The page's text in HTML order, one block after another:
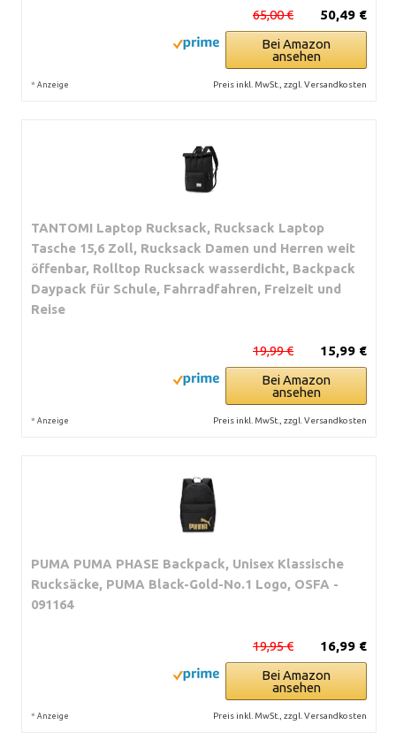
50,49 €
65,00 €
Bei Amazon
ansehen
* Anzeige Preis inkl. MwSt., zzgl. Versandkosten
TANTOMI Laptop Rucksack, Rucksack Laptop
Tasche 15,6 Zoll, Rucksack Damen und Herren weit
öffenbar, Rolltop Rucksack wasserdicht, Backpack
Daypack für Schule, Fahrradfahren, Freizeit und
Reise
15,99 €
19,99 €
Bei Amazon
ansehen
* Anzeige Preis inkl. MwSt., zzgl. Versandkosten
PUMA PUMA PHASE Backpack, Unisex Klassische
Rucksäcke, PUMA Black-Gold-No.1 Logo, OSFA -
091164
16,99 €
19,95 €
Bei Amazon
ansehen
* Anzeige Preis inkl. MwSt., zzgl. Versandkosten